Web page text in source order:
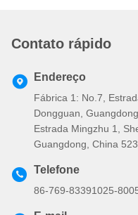
Contato rápido
Endereço
Fábrica 1: No.7,
Dongguan,
Estrada Mingzhu 1,
Guangdong, China
Telefone
86-769-83391025-